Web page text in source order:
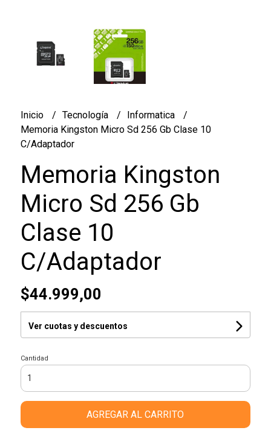
Inicio Tecnología
Informatica
Memoria Kingston Micro Sd 256 Gb Clase 10
C/Adaptador
Memoria Kingston
Micro Sd 256 Gb
Clase 10
C/Adaptador
$44.999,00
Ver cuotas y descuentos
Cantidad
AGREGAR AL CARRITO